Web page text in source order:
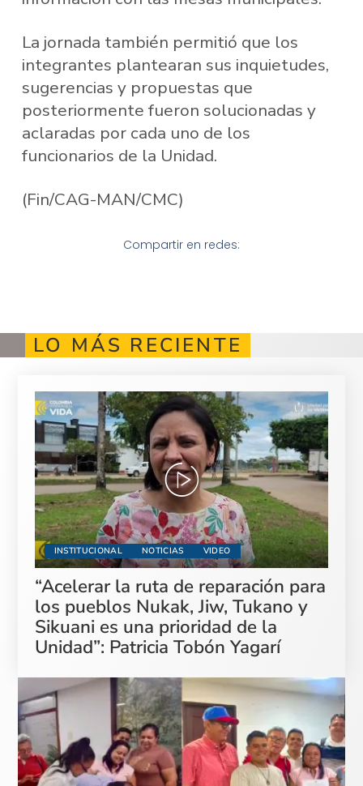
La jornada también permitió que los
integrantes plantearan sus inquietudes,
sugerencias y propuestas que
posteriormente fueron solucionadas y
aclaradas por cada uno de los
funcionarios de la Unidad.
(Fin/CAG-MAN/CMC)
Compartir en redes:
LO MÁS RECIENTE
INSTITUCIONAL NOTICIAS VIDEO
“Acelerar la ruta de reparación para
los pueblos Nukak, Jiw, Tukano y
Sikuani es una prioridad de la
Unidad”: Patricia Tobón Yagarí